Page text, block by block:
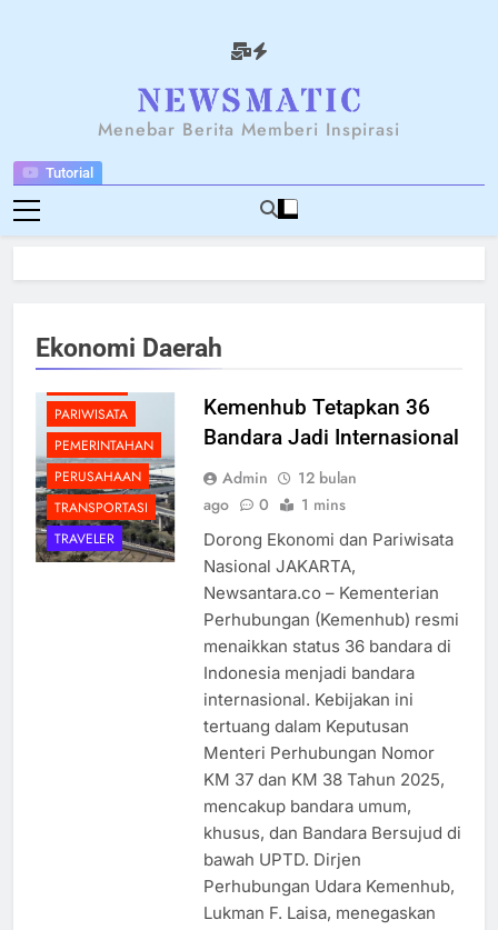
Tutorial
NEWSANTARA
Menebar Berita Memberi Inspirasi
Ekonomi Daerah
MANAJEMEN
PARIWISATA
PEMERINTAHAN
PERUSAHAAN
TRANSPORTASI
TRAVELER
Kemenhub Tetapkan 36
Bandara Jadi Internasional
Admin
12 bulan
ago
0 1 mins
Dorong Ekonomi dan Pariwisata
Nasional JAKARTA,
Newsantara.co – Kementerian
Perhubungan (Kemenhub) resmi
menaikkan status 36 bandara di
Indonesia menjadi bandara
internasional. Kebijakan ini
tertuang dalam Keputusan
Menteri Perhubungan Nomor
KM 37 dan KM 38 Tahun 2025,
mencakup bandara umum,
khusus, dan Bandara Bersujud di
bawah UPTD. Dirjen
Perhubungan Udara Kemenhub,
Lukman F. Laisa, menegaskan